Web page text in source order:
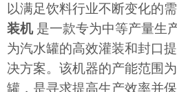
以满足饮料行业不断变化的
装机是一款专为中等产量生
为汽水罐的高效灌装和封口
决方案。该机器的产能范围
罐，是寻求提高生产效率并